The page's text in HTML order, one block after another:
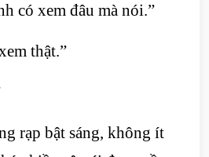
có xem đâu mà nói.”
thật.”
rạp bật sáng, không ít